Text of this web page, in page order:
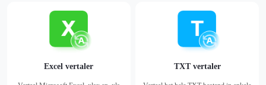
Excel vertaler TXT vertaler